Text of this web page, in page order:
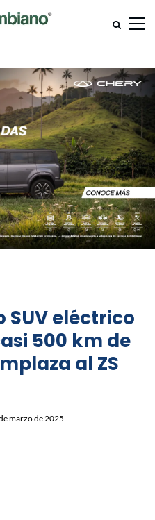
SUV eléctrico
500 km de
al ZS
marzo de 2025